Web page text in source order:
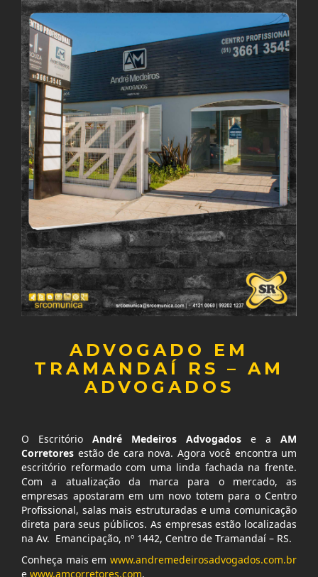
ADVOGADO EM
TRAMANDAÍ RS – AM
ADVOGADOS
O Escritório André Medeiros Advogados e a AM
Corretores estão de cara nova. Agora você encontra um
escritório reformado com uma linda fachada na frente.
Com a atualização da marca para o mercado, as
empresas apostaram em um novo totem para o Centro
Profissional, salas mais estruturadas e uma comunicação
direta para seus públicos. As empresas estão localizadas
na Av. Emancipação, nº 1442, Centro de Tramandaí – RS.
Conheça mais em www.andremedeirosadvogados.com.br
e www.amcorretores.com.